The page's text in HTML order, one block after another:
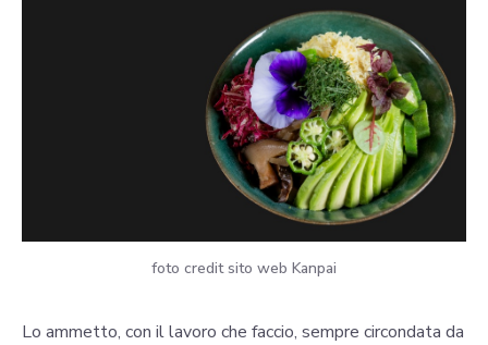
foto credit sito web Kanpai
Lo ammetto, con il lavoro che faccio, sempre circondata da